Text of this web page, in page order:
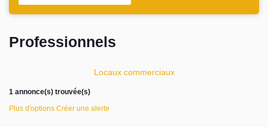
Location
Biens vendus
Estimation
Professionnels
Locaux commerciaux
1 annonce(s) trouvée(s)
Plus d'options Créer une alerte